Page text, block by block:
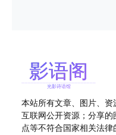
本站所有文章、图片、
互联网公开资源；分享
点等不符合国家相关法